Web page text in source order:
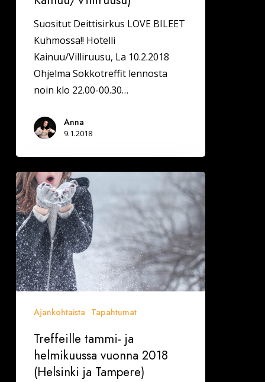
Suositut Deittisirkus LOVE BILEET
Kuhmossa!! Hotelli
Kainuu/Villiruusu, La 10.2.2018
Ohjelma Sokkotreffit lennosta
noin klo 22.00-00.30…
Anna
9.1.2018
Treffeille
tammi-
ja
helmikuussa
vuonna
2018
(Helsinki
ja
Tampere)
Ajankohtaista Tapahtumat
Treffeille tammi- ja
helmikuussa vuonna 2018
(Helsinki ja Tampere)